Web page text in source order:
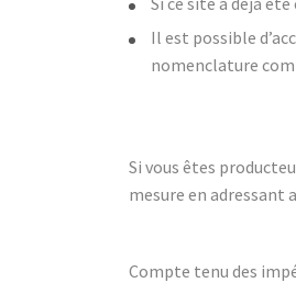
Il est possible
nomenclature
Si vous êtes
mesure en adressant
Compte tenu des